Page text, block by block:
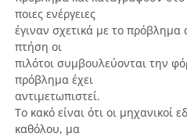
ποιες ενέργειες
έγιναν σχετικά με το
πτήση οι
πιλότοι συμβουλεύονται την
πρόβλημα έχει
αντιμετωπιστεί.
Το κακό είναι ότι οι μηχανικοί
καθόλου, μα